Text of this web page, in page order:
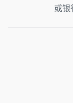
或银